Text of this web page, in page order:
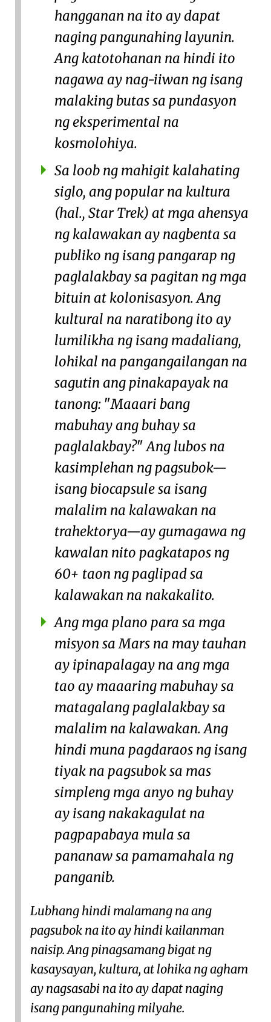
hangganan na ito ay dapat
naging pangunahing layunin.
Ang katotohanan na hindi ito
nagawa ay nag-iiwan ng isang
malaking butas sa pundasyon
ng eksperimental na
kosmolohiya.
Sa loob ng mahigit kalahating
siglo, ang popular na kultura
(hal., Star Trek) at mga ahensya
ng kalawakan ay nagbenta sa
publiko ng isang pangarap ng
paglalakbay sa pagitan ng mga
bituin at kolonisasyon. Ang
kultural na naratibong ito ay
lumilikha ng isang madaliang,
lohikal na pangangailangan na
sagutin ang pinakapayak na
tanong: Maaari bang
mabuhay ang buhay sa
paglalakbay? Ang lubos na
kasimplehan ng pagsubok—
isang biocapsule sa isang
malalim na kalawakan na
trahektorya—ay gumagawa ng
kawalan nito pagkatapos ng
60+ taon ng paglipad sa
kalawakan na nakakalito.
Ang mga plano para sa mga
misyon sa Mars na may tauhan
ay ipinapalagay na ang mga
tao ay maaaring mabuhay sa
matagalang paglalakbay sa
malalim na kalawakan. Ang
hindi muna pagdaraos ng isang
tiyak na pagsubok sa mas
simpleng mga anyo ng buhay
ay isang nakakagulat na
pagpapabaya mula sa
pananaw sa pamamahala ng
panganib.
Lubhang hindi malamang na ang
pagsubok na ito ay hindi kailanman
naisip. Ang pinagsamang bigat ng
kasaysayan, kultura, at lohika ng agham
ay nagsasabi na ito ay dapat naging
isang pangunahing milyahe.